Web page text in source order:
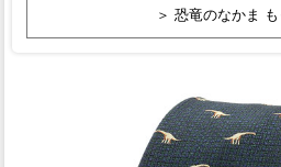
＞ 恐竜のなかま